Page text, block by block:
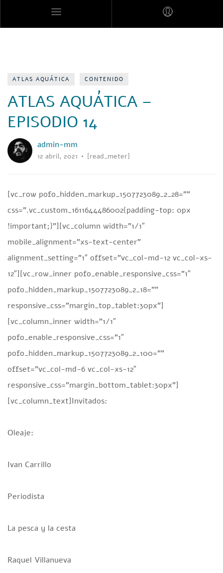
ATLAS AQUÁTICA CONTENIDO
ATLAS AQUÁTICA –
EPISODIO 14
admin-mm
12 abril, 2021 [read_meter]
[vc_row pofo_hidden_markup_1507723089_2_28=””
css=”.vc_custom_1611644486002{padding-top: 0px
!important;}”][vc_column width=”1/1″
mobile_alignment=”xs-text-center”
alignment_setting=”1″ offset=”vc_col-md-12 vc_col-xs-
12″][vc_row_inner pofo_enable_responsive_css=”1″
pofo_hidden_markup_1507723089_2_18=””
responsive_css=”margin_top_tablet:30px”]
[vc_column_inner width=”1/1″
pofo_enable_responsive_css=”1″
pofo_hidden_markup_1507723089_2_100=””
offset=”vc_col-md-6 vc_col-xs-12″
responsive_css=”margin_bottom_tablet:30px”]
[vc_column_text]Invitados:
Oleaje:
Ivan Carrillo
Periodista
La pesca y la cesta
Raquel Villanueva